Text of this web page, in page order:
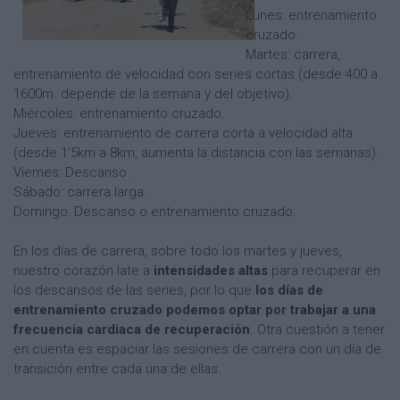
Lunes: entrenamiento
cruzado.
Martes: carrera,
entrenamiento de velocidad con series cortas (desde 400 a
1600m. depende de la semana y del objetivo).
Miércoles: entrenamiento cruzado.
Jueves: entrenamiento de carrera corta a velocidad alta
(desde 1’5km a 8km, aumenta la distancia con las semanas).
Viernes: Descanso.
Sábado: carrera larga.
Domingo: Descanso o entrenamiento cruzado.
En los días de carrera, sobre todo los martes y jueves,
nuestro corazón late a intensidades altas para recuperar en
los descansos de las series, por lo que los días de
entrenamiento cruzado podemos optar por trabajar a una
frecuencia cardiaca de recuperación. Otra cuestión a tener
en cuenta es espaciar las sesiones de carrera con un día de
transición entre cada una de ellas.